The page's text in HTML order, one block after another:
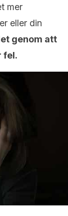
mer
eller din
genom att
fel.